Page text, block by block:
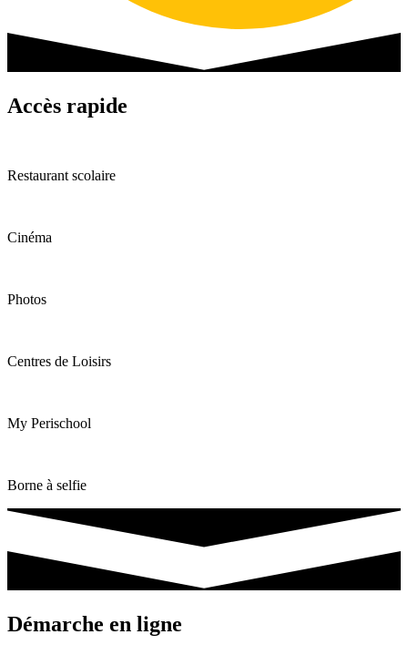
Accès rapide
Restaurant scolaire
Cinéma
Photos
Centres de Loisirs
My Perischool
Borne à selfie
Démarche en ligne